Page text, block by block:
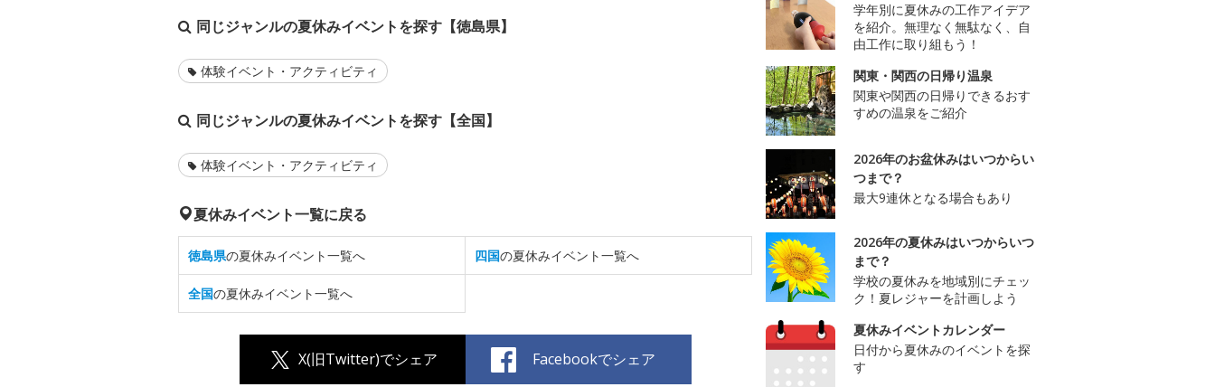
同じジャンルの夏休みイベントを探す【徳島県】
体験イベント・アクティビティ
同じジャンルの夏休みイベントを探す【全国】
体験イベント・アクティビティ
夏休みイベント一覧に戻る
徳島県の夏休みイベント一覧へ 四国の夏休みイベント一覧へ
全国の夏休みイベント一覧へ
X(旧Twitter)でシェア Facebookでシェア
学年別に夏休みの工作アイデア
を紹介。無理なく無駄なく、自
由工作に取り組もう！
関東・関西の日帰り温泉
関東や関西の日帰りできるおす
すめの温泉をご紹介
2026年のお盆休みはいつからい
つまで？
最大9連休となる場合もあり
2026年の夏休みはいつからいつ
まで？
学校の夏休みを地域別にチェッ
ク！夏レジャーを計画しよう
夏休みイベントカレンダー
日付から夏休みのイベントを探
す